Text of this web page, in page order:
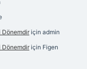
Dönemdiriçin admin
Dönemdiriçin Figen